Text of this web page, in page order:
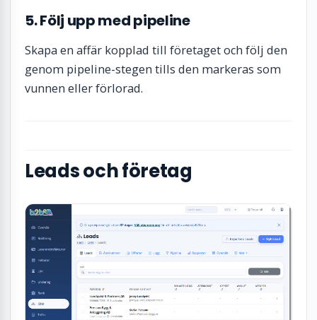
5. Följ upp med pipeline
Skapa en affär kopplad till företaget och följ den
genom pipeline-stegen tills den markeras som
vunnen eller förlorad.
Leads och företag